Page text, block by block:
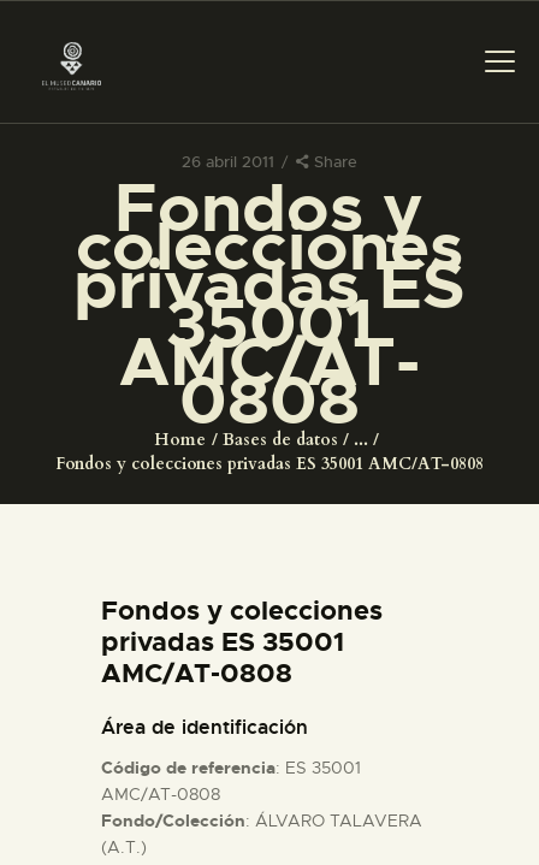
26 abril 2011 Share
Fondos y
colecciones
privadas ES
35001
AMC/AT-
0808
Home Bases de datos
...
Fondos y colecciones privadas ES 35001 AMC/AT-0808
PREPARAR LA VISITA
ACTIVIDADES
EL MUSEO
ESPAÑOL
ACTIVIDADES
█
Fondos y colecciones
privadas ES 35001
AMC/AT-0808
Área de identificación
Código de referencia: ES 35001
AMC/AT-0808
Fondo/Colección: ÁLVARO TALAVERA
(A.T.)